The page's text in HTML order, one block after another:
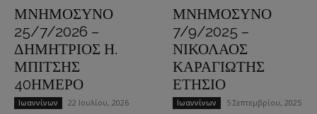
ΜΝΗΜΟΣΥΝΟ
25/7/2026 –
ΔΗΜΗΤΡΙΟΣ Η.
ΜΠΙΤΣΗΣ
40ΗΜΕΡΟ
Ιωαννίνων 22 Ιουλίου, 2026
ΜΝΗΜΟΣΥΝΟ
7/9/2025 –
ΝΙΚΟΛΑΟΣ
ΚΑΡΑΓΙΩΤΗΣ
ΕΤΗΣΙΟ
Ιωαννίνων 5 Σεπτεμβρίου, 2025